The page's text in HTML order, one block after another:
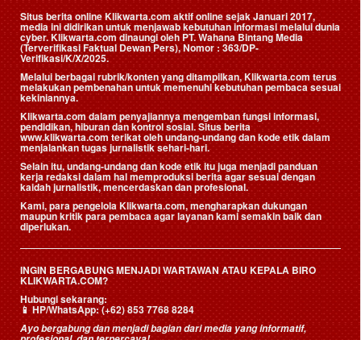
Situs berita online Klikwarta.com aktif online sejak Januari 2017,
media ini didirikan untuk menjawab kebutuhan informasi melalui dunia
cyber. Klikwarta.com dinaungi oleh PT. Wahana Bintang Media
(Terverifikasi Faktual Dewan Pers), Nomor : 363/DP-
Verifikasi/K/X/2025.
Melalui berbagai rubrik/konten yang ditampilkan, Klikwarta.com terus
melakukan pembenahan untuk memenuhi kebutuhan pembaca sesuai
kekiniannya.
Klikwarta.com dalam penyajiannya mengemban fungsi informasi,
pendidikan, hiburan dan kontrol sosial. Situs berita
www.klikwarta.com terikat oleh undang-undang dan kode etik dalam
menjalankan tugas jurnalistik sehari-hari.
Selain itu, undang-undang dan kode etik itu juga menjadi panduan
kerja redaksi dalam hal memproduksi berita agar sesuai dengan
kaidah jurnalistik, mencerdaskan dan profesional.
Kami, para pengelola Klikwarta.com, mengharapkan dukungan
maupun kritik para pembaca agar layanan kami semakin baik dan
diperlukan.
INGIN BERGABUNG MENJADI WARTAWAN ATAU KEPALA BIRO
KLIKWARTA.COM?
Hubungi sekarang:
📱HP/WhatsApp:(+62) 853 7768 8284
Ayo bergabung dan menjadi bagian dari media yang informatif,